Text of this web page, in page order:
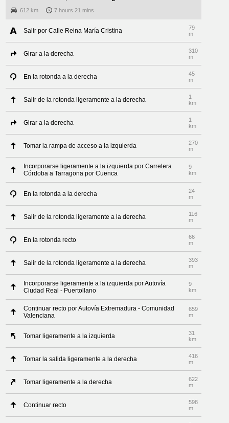
612 km 7 hours 21 mins
Salir por Calle Reina María Cristina
79
m
Girar a la derecha
310
m
En la rotonda a la derecha
45
m
Salir de la rotonda ligeramente a la derecha
1
km
Girar a la derecha
1
km
Tomar la rampa de acceso a la izquierda
270
m
Incorporarse ligeramente a la izquierda por Carretera
Córdoba a Tarragona por Cuenca
9
km
En la rotonda a la derecha
24
m
Salir de la rotonda ligeramente a la derecha
116
m
En la rotonda recto
66
m
Salir de la rotonda ligeramente a la derecha
393
m
Incorporarse ligeramente a la izquierda por Autovía
Ciudad Real - Puertollano
9
km
Continuar recto por Autovía Extremadura - Comunidad
Valenciana
659
m
Tomar ligeramente a la izquierda
31
km
Tomar la salida ligeramente a la derecha
416
m
Tomar ligeramente a la derecha
622
m
Continuar recto
598
m